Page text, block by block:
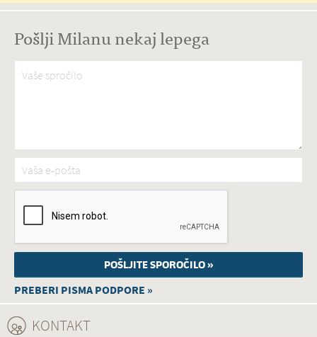
Pošlji Milanu nekaj lepega
Vaše spročilo*
Vaša e-pošta*
PREBERI PISMA PODPORE »
KONTAKT